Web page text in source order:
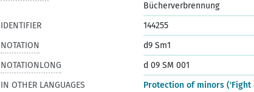
Bücherverbrennung
IDENTIFIER
144255
NOTATION
d9 Sm1
NOTATIONLONG
d 09 SM 001
IN OTHER LANGUAGES
Protection of minors ('Fight